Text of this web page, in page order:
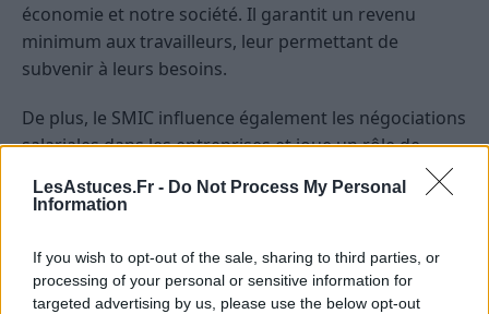
LesAstuces.Fr - Do Not Process My Personal
Information
If you wish to opt-out of the sale, sharing to third parties, or
processing of your personal or sensitive information for
targeted advertising by us, please use the below opt-out
économie et notre société. Il garantit un revenu
minimum aux travailleurs, leur permettant de
subvenir à leurs besoins.
De plus, le SMIC influence également les négociations
salariales dans les entreprises et joue un rôle de
La valeur du SMIC est un élément clé à connaître pour
comprendre les enjeux de la rémunération en France.